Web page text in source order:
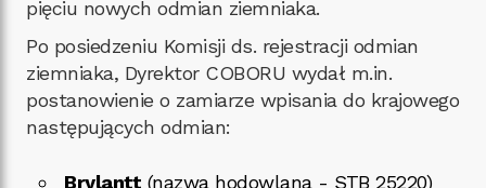
pięciu nowych odmian ziemniaka.
Po posiedzeniu Komisji ds. rejestracji odmian
ziemniaka, Dyrektor COBORU wydał m.in.
postanowienie o zamiarze wpisania do krajowego
następujących odmian:
Brylantt (nazwa hodowlana - STB 25220)